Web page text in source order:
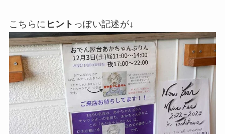
こちらに ヒント っぽい記述が↓